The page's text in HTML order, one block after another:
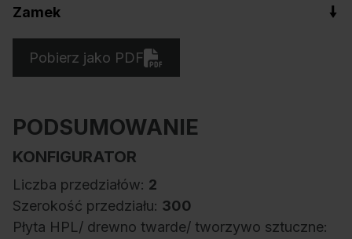
Zamek
Pobierz jako PDF
PODSUMOWANIE
KONFIGURATOR
Liczba przedziałów: 2
Szerokość przedziału: 300
Płyta HPL/ drewno twarde/ tworzywo sztuczne: